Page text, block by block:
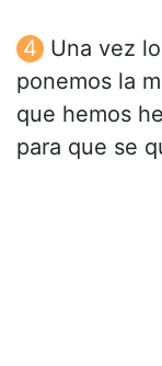
Una vez
ponemos la
que hemos
para que se